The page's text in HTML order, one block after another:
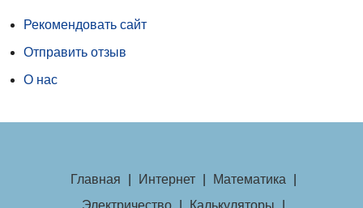
Рекомендовать сайт
Отправить отзыв
О нас
Главная Интернет Математика
Электричество
Калькуляторы